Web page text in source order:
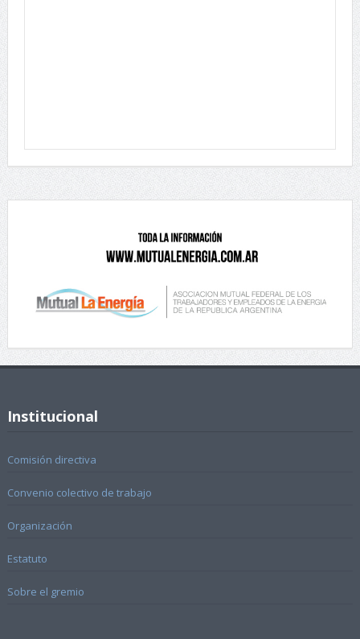
Institucional
Comisión directiva
Convenio colectivo de trabajo
Organización
Estatuto
Sobre el gremio